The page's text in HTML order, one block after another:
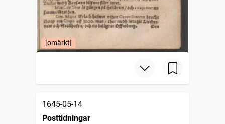
[omärkt]
1645-05-14
Posttidningar